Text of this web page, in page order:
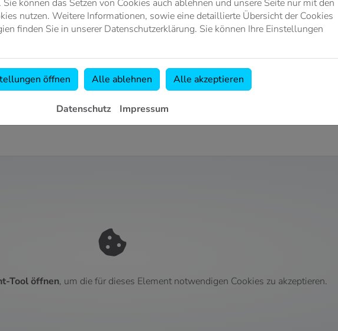
KÜCHE.
stilvolle, zuverlässige und innovative Armaturen geht. Mehrfach
bereits zum sechsten Mal in Folge mit dem Plus X Award
Anspruch auch in der Küche zu Hause ist: durchdachtes Design, smarte
einzigen Armatur. Wer VIGOUR kennt, weiß: Hier trifft Wasser auf
Tool öffnen, um die für dieses Element notwendigen Cookies zu akzeptieren.
können das Setzen von Cookies auch ablehnen und unsere Seite nur mit den
nutzen. Weitere Informationen, sowie eine detaillierte Übersicht der Cookies
finden Sie in unserer Datenschutzerklärung. Sie können Ihre Einstellungen
öffnen Alle ablehnen Alle akzeptieren
Datenschutz Impressum